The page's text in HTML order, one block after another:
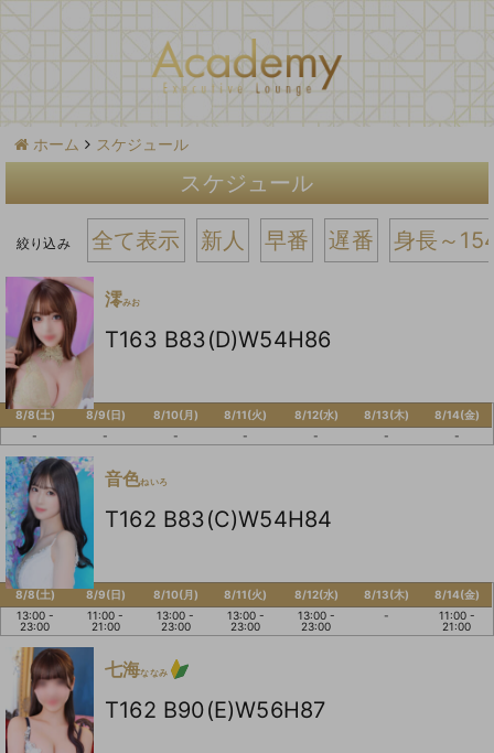
ホーム スケジュール
スケジュール
絞り込み 全て表示 新人 早番 遅番 身長～
澪みお
T163 B83(D)W54H86
8/8(土)
-
8/9(日)
-
8/10(月)
-
8/11(火)
-
8/12(水)
-
8/13(木)
-
8/14(金)
-
音色ねいろ
T162 B83(C)W54H84
8/8(土)
13:00 -
23:00
8/9(日)
11:00 -
21:00
8/10(月)
13:00 -
23:00
8/11(火)
13:00 -
23:00
8/12(水)
13:00 -
23:00
8/13(木)
-
8/14(金)
11:00 -
21:00
七海ななみ
T162 B90(E)W56H87